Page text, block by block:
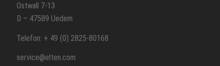
Ostwall 7-13
D – 47589 Uedem
Telefon: + 49 (0) 2825-80168
service@elten.com